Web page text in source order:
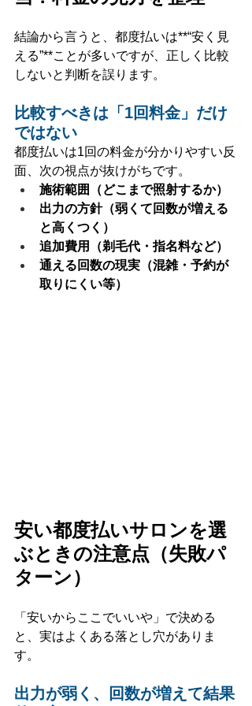
結論から言うと、都度払いは**“安く見
える”**ことが多いですが、正しく比較
しないと判断を誤ります。
比較すべきは「1回料金」だけ
ではない
都度払いは1回の料金が分かりやすい反
面、次の視点が抜けがちです。
施術範囲（どこまで照射するか）
出力の方針（弱くて回数が増える
と高くつく）
追加費用（剃毛代・指名料など）
通える回数の現実（混雑・予約が
取りにくい等）
安い都度払いサロンを選
ぶときの注意点（失敗パ
ターン）
「安いからここでいいや」で決める
と、実はよくある落とし穴がありま
す。
出力が弱く、回数が増えて結果